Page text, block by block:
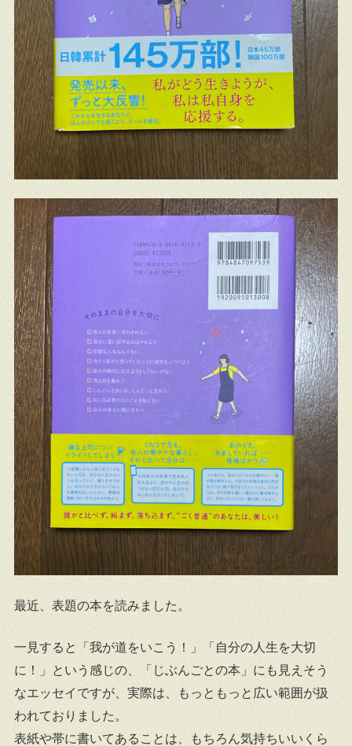
最近、表題の本を読みました。
一見すると「我が道をいこう！」「自分の人生を大切
に！」という感じの、「じぶんごとの本」にも見えそう
なエッセイですが、実際は、もっともっと広い範囲が扱
われておりました。
表紙や帯に書いてあることは、もちろん気持ちいいくら